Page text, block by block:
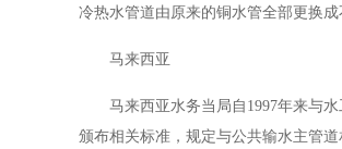
冷热水管道由原来的铜水管全部更换成
马来西亚
马来西亚水务当局自 1997年来与
颁布相关标准，规定与公共输水主管